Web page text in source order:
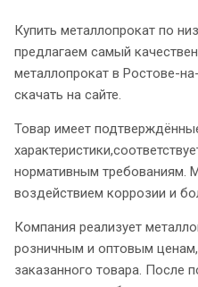
Купить металлопрокат по
предлагаем самый
металлопрокат в Ростове-
скачать на сайте.
Товар имеет
нормативным требованиям.
воздействием коррозии и
Компания реализует
розничным и оптовым
заказанного товара. После